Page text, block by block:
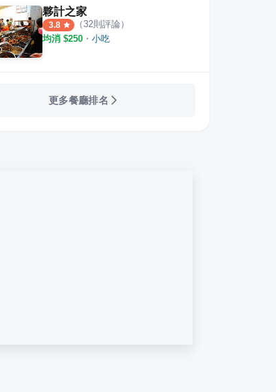
夥計之家
3.8 （32則評論）
均消 $250 ・ 小吃
更多餐廳排名